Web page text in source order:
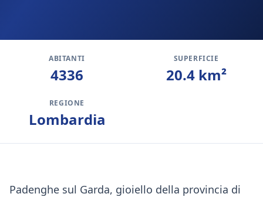
ABITANTI
4336
SUPERFICIE
20.4km²
REGIONE
Lombardia
Padenghe sul Garda, gioiello della provincia di